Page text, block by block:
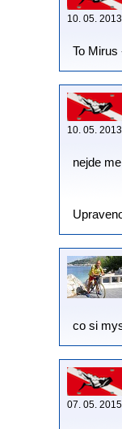
10. 05.
To Mirus
10. 05.
nejde
co si
07. 05.